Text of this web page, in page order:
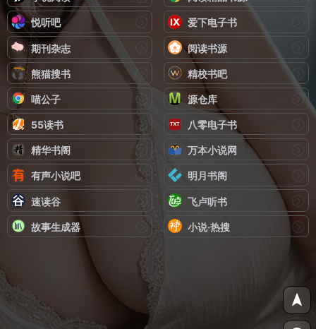
悦听吧 爱下电子书
期刊杂志 阅读书源
熊猫搜书 精校书吧
喵公子 源仓库
55读书 八零电子书
精华书阁 万本小说网
有声小说吧 明月书阁
速读谷 飞卢听书
故事生成器 小说·热搜